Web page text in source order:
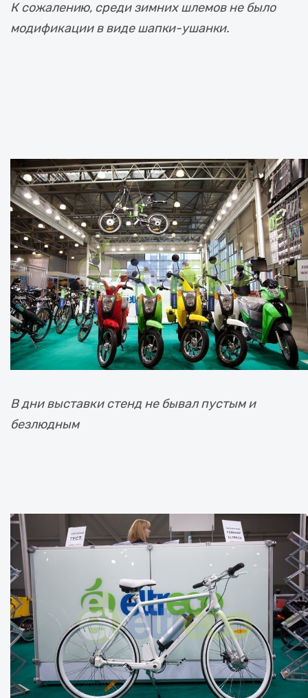
К сожалению, среди зимних шлемов не было
модификации в виде шапки-ушанки.
В дни выставки стенд не бывал пустым и
безлюдным